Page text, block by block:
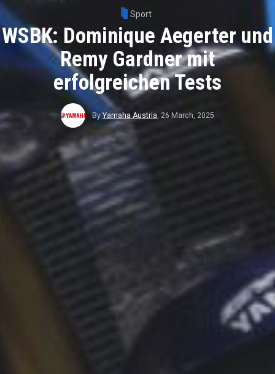
Sport
WSBK: Dominique Aegerter und
Remy Gardner mit
erfolgreichen Tests
ByYamaha Austria, 26 March, 2025